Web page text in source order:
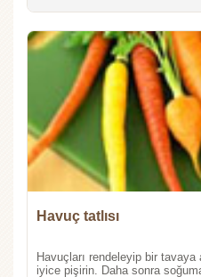
Havuç tatlısı
Havuçları rendeleyip bir
iyice pişirin. Daha sonra